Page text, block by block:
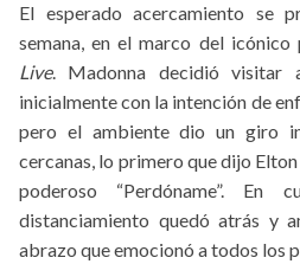
El esperado acercamiento se
semana, en el marco del icónico
Live. Madonna decidió visitar
inicialmente con la intención de
pero el ambiente dio un giro
cercanas, lo primero que dijo
poderoso “Perdóname”. En
distanciamiento quedó atrás y
abrazo que emocionó a todos los